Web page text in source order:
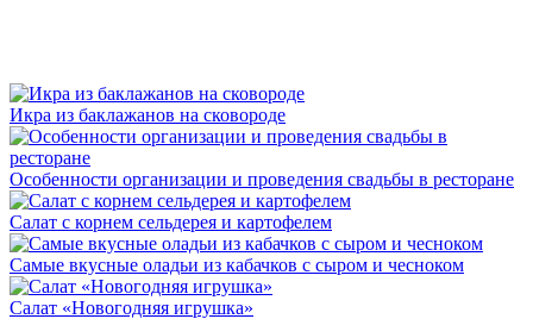
Икра из баклажанов на сковороде
Особенности организации и проведения свадьбы в ресторане
Салат с корнем сельдерея и картофелем
Самые вкусные оладьи из кабачков с сыром и чесноком
Салат «Новогодняя игрушка»